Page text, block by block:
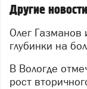
Другие
Олег Газманов исполнит песни из вологодской
глубинки на
В Вологде отмечен самый высокий по стране
рост